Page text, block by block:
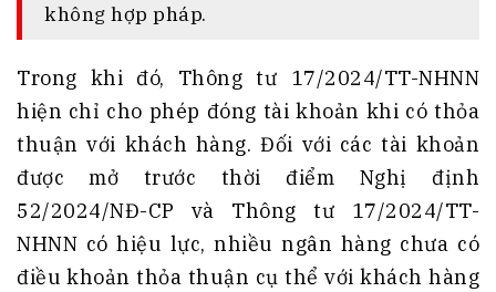
không hợp pháp.
Trong khi đó, Thông tư 17/2024/TT-NHNN
hiện chỉ cho phép đóng tài khoản khi có thỏa
thuận với khách hàng. Đối với các tài khoản
được mở trước thời điểm Nghị định
52/2024/NĐ-CP và Thông tư 17/2024/TT-
NHNN có hiệu lực, nhiều ngân hàng chưa có
điều khoản thỏa thuận cụ thể với khách hàng